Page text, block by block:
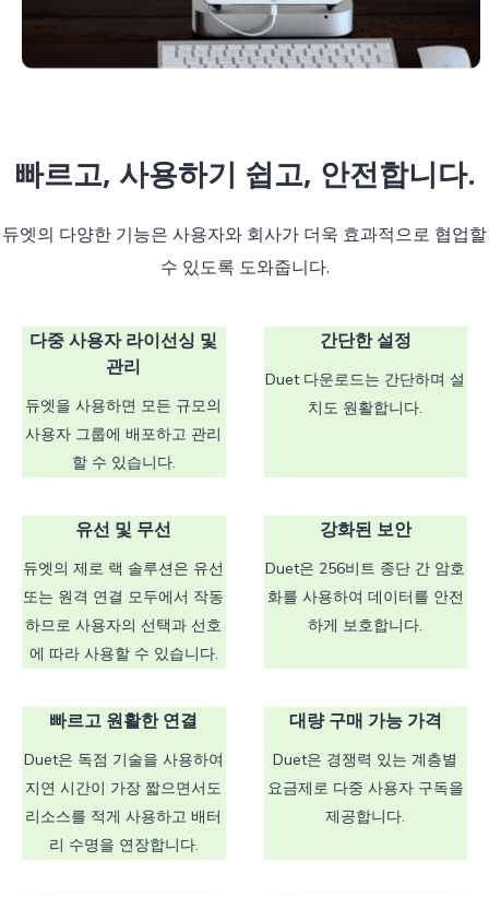
빠르고, 사용하기 쉽고, 안전합니다.
듀엣의 다양한 기능은 사용자와 회사가 더욱 효과적으로 협업할
수 있도록 도와줍니다.
다중 사용자 라이선싱 및
관리
듀엣을 사용하면 모든 규모의
사용자 그룹에 배포하고 관리
할 수 있습니다.
간단한 설정
Duet 다운로드는 간단하며 설
치도 원활합니다.
유선 및 무선
듀엣의 제로 랙 솔루션은 유선
또는 원격 연결 모두에서 작동
하므로 사용자의 선택과 선호
에 따라 사용할 수 있습니다.
강화된 보안
Duet은 256비트 종단 간 암호
화를 사용하여 데이터를 안전
하게 보호합니다.
빠르고 원활한 연결
Duet은 독점 기술을 사용하여
지연 시간이 가장 짧으면서도
리소스를 적게 사용하고 배터
리 수명을 연장합니다.
대량 구매 가능 가격
Duet은 경쟁력 있는 계층별
요금제로 다중 사용자 구독을
제공합니다.